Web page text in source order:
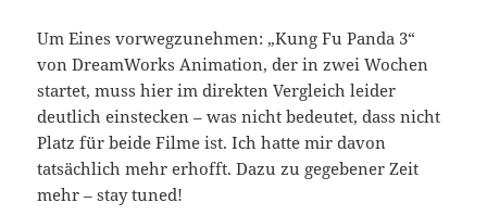
Um Eines vorwegzunehmen: „Kung Fu Panda 3“
von DreamWorks Animation, der in zwei Wochen
startet, muss hier im direkten Vergleich leider
deutlich einstecken – was nicht bedeutet, dass nicht
Platz für beide Filme ist. Ich hatte mir davon
tatsächlich mehr erhofft. Dazu zu gegebener Zeit
mehr – stay tuned!